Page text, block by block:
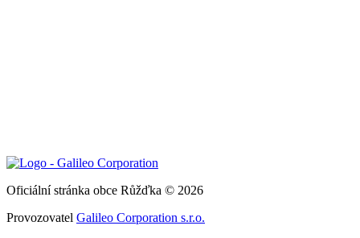
Oficiální stránka obce Růžďka © 2026
Provozovatel Galileo Corporation s.r.o.